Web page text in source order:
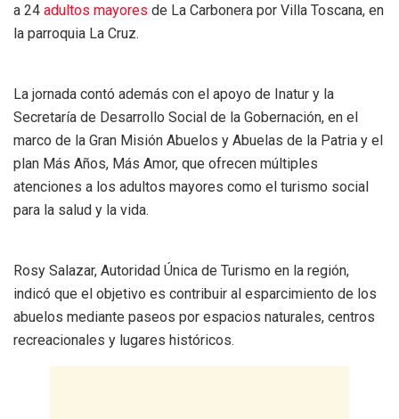
a 24 adultos mayores de La Carbonera por Villa Toscana, en
la parroquia La Cruz.
La jornada contó además con el apoyo de Inatur y la
Secretaría de Desarrollo Social de la Gobernación, en el
marco de la Gran Misión Abuelos y Abuelas de la Patria y el
plan Más Años, Más Amor, que ofrecen múltiples
atenciones a los adultos mayores como el turismo social
para la salud y la vida.
Rosy Salazar, Autoridad Única de Turismo en la región,
indicó que el objetivo es contribuir al esparcimiento de los
abuelos mediante paseos por espacios naturales, centros
recreacionales y lugares históricos.